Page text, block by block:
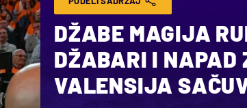
DŽABE MAGIJA
DŽABARI I NAPAD
VALENSIJA